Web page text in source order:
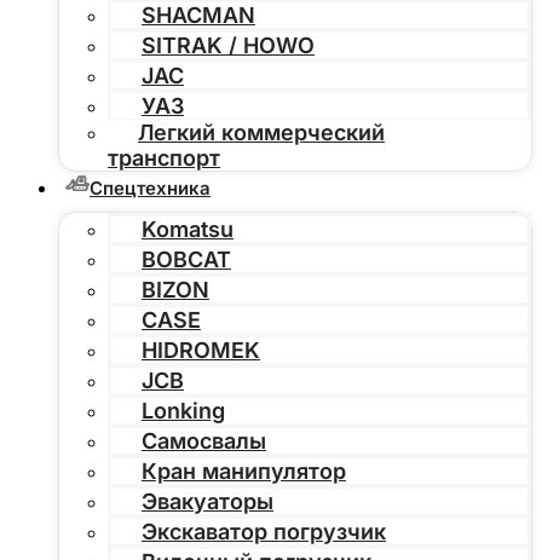
SHACMAN
SITRAK / HOWO
JAC
УАЗ
Легкий коммерческий
транспорт
Спецтехника
Komatsu
BOBCAT
BIZON
CASE
HIDROMEK
JCB
Lonking
Самосвалы
Кран манипулятор
Эвакуаторы
Экскаватор погрузчик